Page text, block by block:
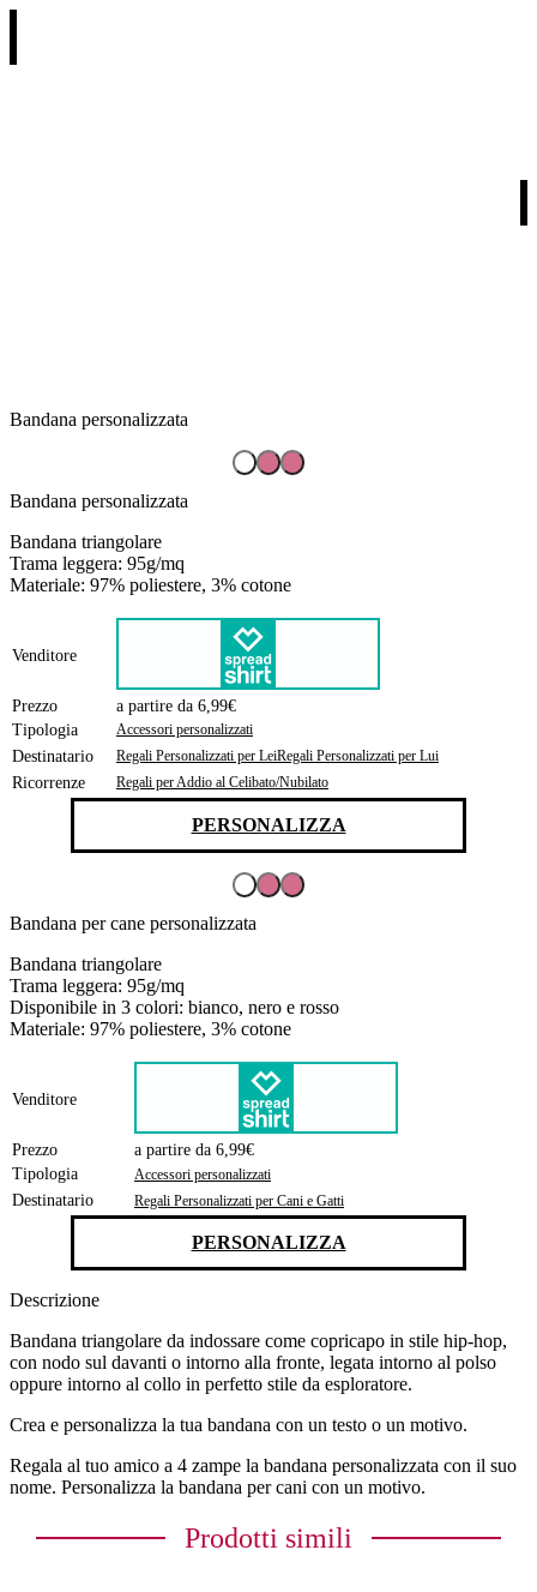
Bandana personalizzata
Bandana personalizzata
Bandana triangolare
Trama leggera: 95g/mq
Materiale: 97% poliestere, 3% cotone
Venditore
Prezzo
a partire da 6,99€
Tipologia
Accessori personalizzati
Destinatario Regali Personalizzati per LeiRegali Personalizzati per Lui
Ricorrenze Regali per Addio al Celibato/Nubilato
PERSONALIZZA
Bandana per cane personalizzata
Bandana triangolare
Trama leggera: 95g/mq
Disponibile in 3 colori: bianco, nero e rosso
Materiale: 97% poliestere, 3% cotone
Venditore
Prezzo
a partire da 6,99€
Tipologia
Accessori personalizzati
Destinatario Regali Personalizzati per Cani e Gatti
PERSONALIZZA
Descrizione
Bandana triangolare da indossare come copricapo in stile hip-hop,
con nodo sul davanti o intorno alla fronte, legata intorno al polso
oppure intorno al collo in perfetto stile da esploratore.
Crea e personalizza la tua bandana con un testo o un motivo.
Regala al tuo amico a 4 zampe la bandana personalizzata con il suo
nome. Personalizza la bandana per cani con un motivo.
Prodotti simili